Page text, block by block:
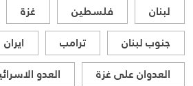
لبنان فلسطين غزة
جنوب لبنان
ترامب
ايران
العدوان على غزة
العدو